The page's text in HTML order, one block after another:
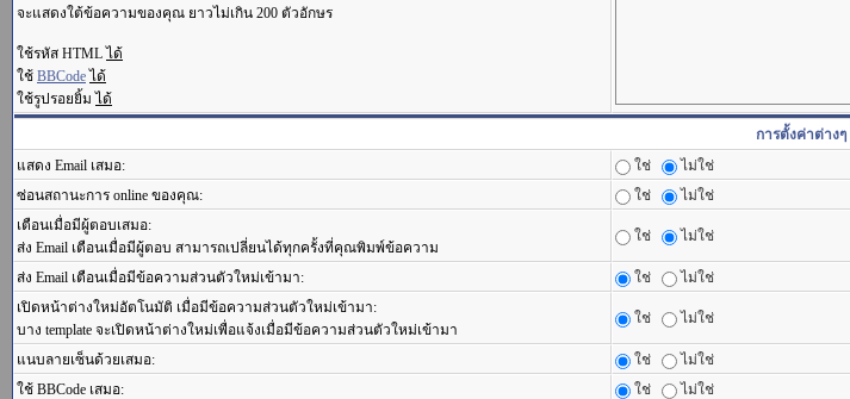
จะแสดงใต้ข้อความของคุณ ยาวไม่เกิน 200 ตัวอักษร
ใช้รหัส HTML ได้
ใช้ BBCode ได้
ใช้รูปรอยยิ้ม ได้
การตั้งค่าต่างๆ
แสดง Email เสมอ:
ใช่
ไม่ใช่
ซ่อนสถานะการ online ของคุณ:
ใช่
ไม่ใช่
เตือนเมื่อมีผู้ตอบเสมอ:
ส่ง Email เตือนเมื่อมีผู้ตอบ สามารถเปลี่ยนได้ทุกครั้งที่คุณพิมพ์ข้อความ
ใช่ ไม่ใช่
ส่ง Email เตือนเมื่อมีข้อความส่วนตัวใหม่เข้ามา: ใช่
ไม่ใช่
เปิดหน้าต่างใหม่อัตโนมัติ เมื่อมีข้อความส่วนตัวใหม่เข้ามา:
บาง template จะเปิดหน้าต่างใหม่เพื่อแจ้งเมื่อมีข้อความส่วนตัวใหม่เข้ามา
ใช่ ไม่ใช่
แนบลายเซ็นด้วยเสมอ: ใช่
ไม่ใช่
ใช้ BBCode เสมอ:
ใช่
ไม่ใช่